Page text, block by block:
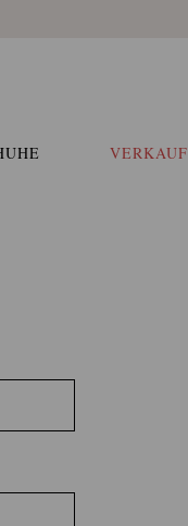
VERKAUF